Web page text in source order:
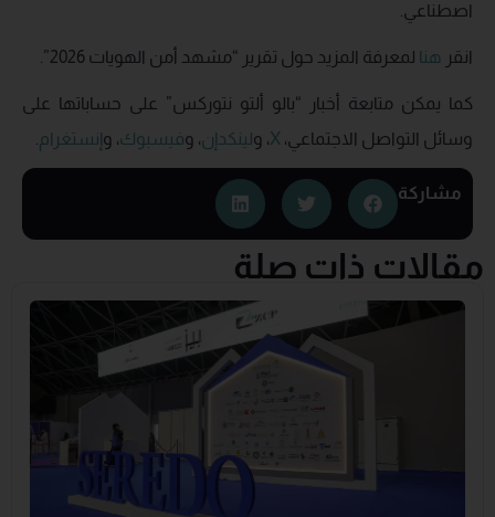
اصطناعي.
انقر هنا لمعرفة المزيد حول تقرير “مشهد أمن الهويات 2026”.
كما يمكن متابعة أخبار “بالو ألتو نتوركس” على حساباتها على
وسائل التواصل الاجتماعي، X، ولينكدإن، وفيسبوك، وإنستغرام
مشاركة
مقالات ذات صلة